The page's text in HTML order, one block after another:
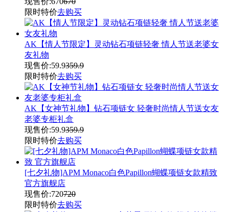
限时特价去购买
AK【情人节限定】灵动钻石项链轻奢 情人节送老婆女
友礼物
现售价:59.9359.9
限时特价去购买
AK【女神节礼物】钻石项链女 轻奢时尚情人节送女友
老婆专柜礼盒
现售价:59.9359.9
限时特价去购买
[七夕礼物]APM Monaco白色Papillon蝴蝶项链女款精致
官方旗舰店
现售价:720720
限时特价去购买